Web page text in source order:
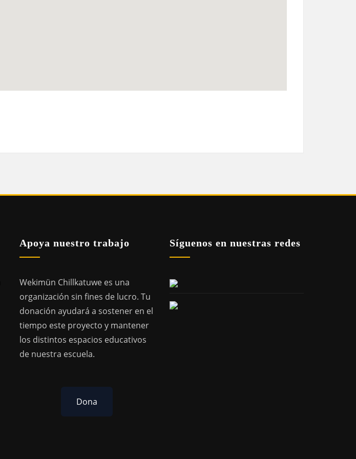
Apoya nuestro trabajo
Wekimün Chillkatuwe es una
organización sin fines de lucro. Tu
donación ayudará a sostener en el
tiempo este proyecto y mantener
los distintos espacios educativos
de nuestra escuela.
Dona
Síguenos en nuestras redes